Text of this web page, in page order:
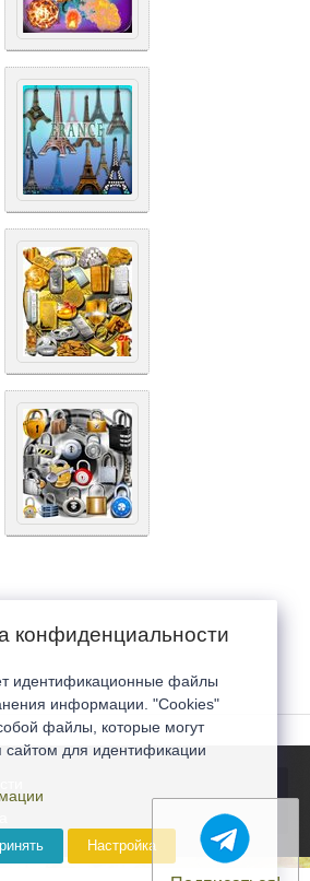
конфиденциальности
идентификационные файлы
информации. "Cookies"
файлы, которые могут
сайтом для идентификации
Настройка